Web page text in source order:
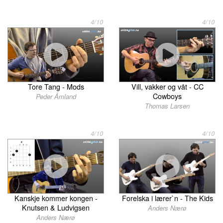
4/10
Tore Tang - Mods
Peder Åmland
4/10
Vill, vakker og våt - CC
Cowboys
Thomas Larsen
4/10
Kanskje kommer kongen -
Knutsen & Ludvigsen
Anders Nærø
4/10
Forelska i lærer`n - The Kids
Anders Nærø